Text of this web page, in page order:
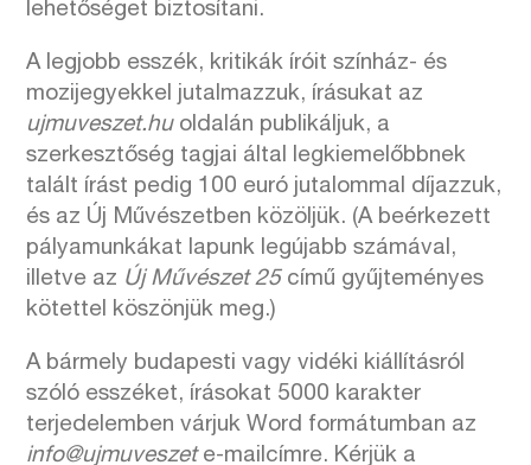
lehetőséget biztosítani.
A legjobb esszék, kritikák íróit színház- és
mozijegyekkel jutalmazzuk, írásukat az
ujmuveszet.huoldalán publikáljuk, a
szerkesztőség tagjai által legkiemelőbbnek
talált írást pedig 100 euró jutalommal díjazzuk,
és az Új Művészetben közöljük. (A beérkezett
pályamunkákat lapunk legújabb számával,
illetve az Új Művészet 25című gyűjteményes
kötettel köszönjük meg.)
A bármely budapesti vagy vidéki kiállításról
szóló esszéket, írásokat 5000 karakter
terjedelemben várjuk Word formátumban az
info@ujmuveszete-mailcímre. Kérjük a